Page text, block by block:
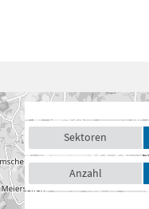
Sektoren
Anzahl